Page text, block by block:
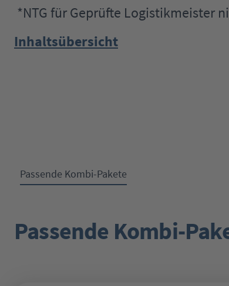
*NTG für Geprüfte Logistikmeister
Inhaltsübersicht
Passende Kombi-Pakete
Produktgalerie überspringen
Passende Kombi-